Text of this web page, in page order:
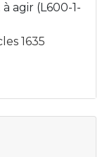
agir (L600-1-
1635